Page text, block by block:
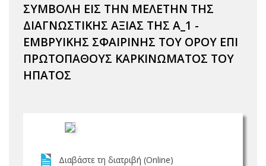
ΣΥΜΒΟΛΗ ΕΙΣ ΤΗΝ ΜΕΛΕΤΗΝ ΤΗΣ
ΔΙΑΓΝΩΣΤΙΚΗΣ ΑΞΙΑΣ ΤΗΣ Α_1 -
ΕΜΒΡΥΙΚΗΣ ΣΦΑΙΡΙΝΗΣ ΤΟΥ ΟΡΟΥ ΕΠΙ
ΠΡΩΤΟΠΑΘΟΥΣ ΚΑΡΚΙΝΩΜΑΤΟΣ ΤΟΥ
ΗΠΑΤΟΣ
Διαβάστε τη διατριβή (Online)